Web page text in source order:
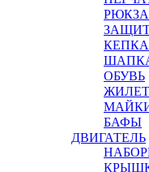
КЕПКА
ОБУВЬ
БАФЫ
ДВИГАТЕЛЬ